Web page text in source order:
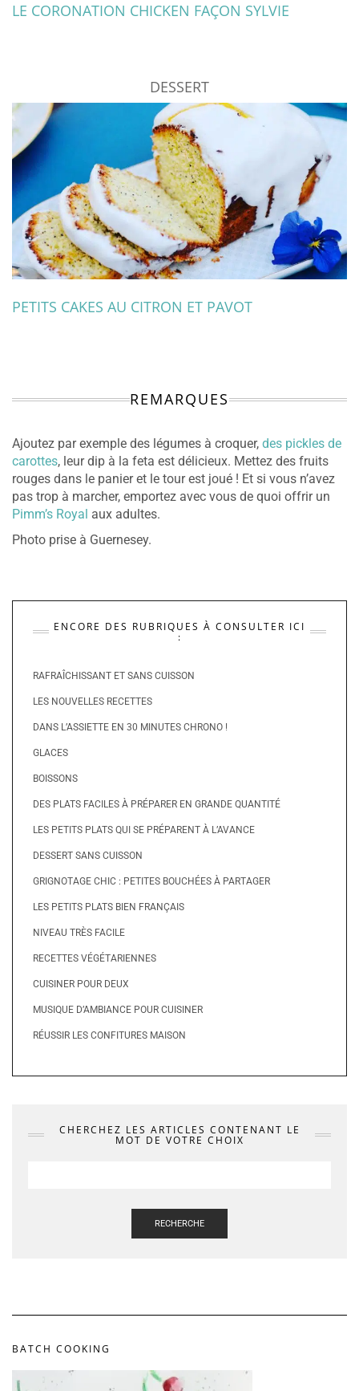
LE CORONATION CHICKEN FAÇON SYLVIE
DESSERT
PETITS CAKES AU CITRON ET PAVOT
REMARQUES
Ajoutez par exemple des légumes à croquer, des pickles de
carottes, leur dip à la feta est délicieux. Mettez des fruits
rouges dans le panier et le tour est joué ! Et si vous n’avez
pas trop à marcher, emportez avec vous de quoi offrir un
Pimm’s Royal aux adultes.
Photo prise à Guernesey.
ENCORE DES RUBRIQUES À CONSULTER ICI
:
RAFRAÎCHISSANT ET SANS CUISSON
LES NOUVELLES RECETTES
DANS L’ASSIETTE EN 30 MINUTES CHRONO !
GLACES
BOISSONS
DES PLATS FACILES À PRÉPARER EN GRANDE QUANTITÉ
LES PETITS PLATS QUI SE PRÉPARENT À L’AVANCE
DESSERT SANS CUISSON
GRIGNOTAGE CHIC : PETITES BOUCHÉES À PARTAGER
LES PETITS PLATS BIEN FRANÇAIS
NIVEAU TRÈS FACILE
RECETTES VÉGÉTARIENNES
CUISINER POUR DEUX
MUSIQUE D’AMBIANCE POUR CUISINER
RÉUSSIR LES CONFITURES MAISON
CHERCHEZ LES ARTICLES CONTENANT LE
MOT DE VOTRE CHOIX
RECHERCHE
BATCH COOKING